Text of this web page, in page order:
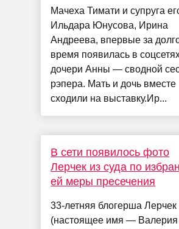
Мачеха Тимати и супруга
Ильдара Юнусова, Ирина
Андреева, впервые за
время появилась в
дочери Анны — сводной
рэпера. Мать и дочь вместе
сходили на выставку.Ир...
В сети появилось фото
Лерчек из суда по
ей меры пресечения
33-летняя блогерша Лерчек
(настоящее имя — Валерия